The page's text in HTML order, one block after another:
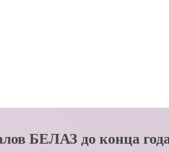
БЕЛАЗ до конца